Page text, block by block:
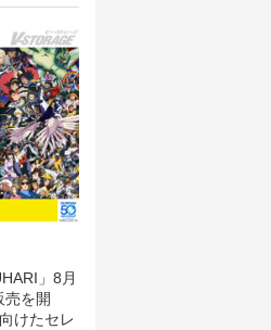
」8月
売を開
けたセレ